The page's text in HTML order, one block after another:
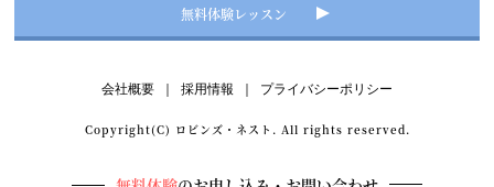
無料体験レッスン
会社概要｜ 採用情報 ｜ プライバシーポリシー
Copyright(C) ロビンズ・ネスト. All rights reserved.